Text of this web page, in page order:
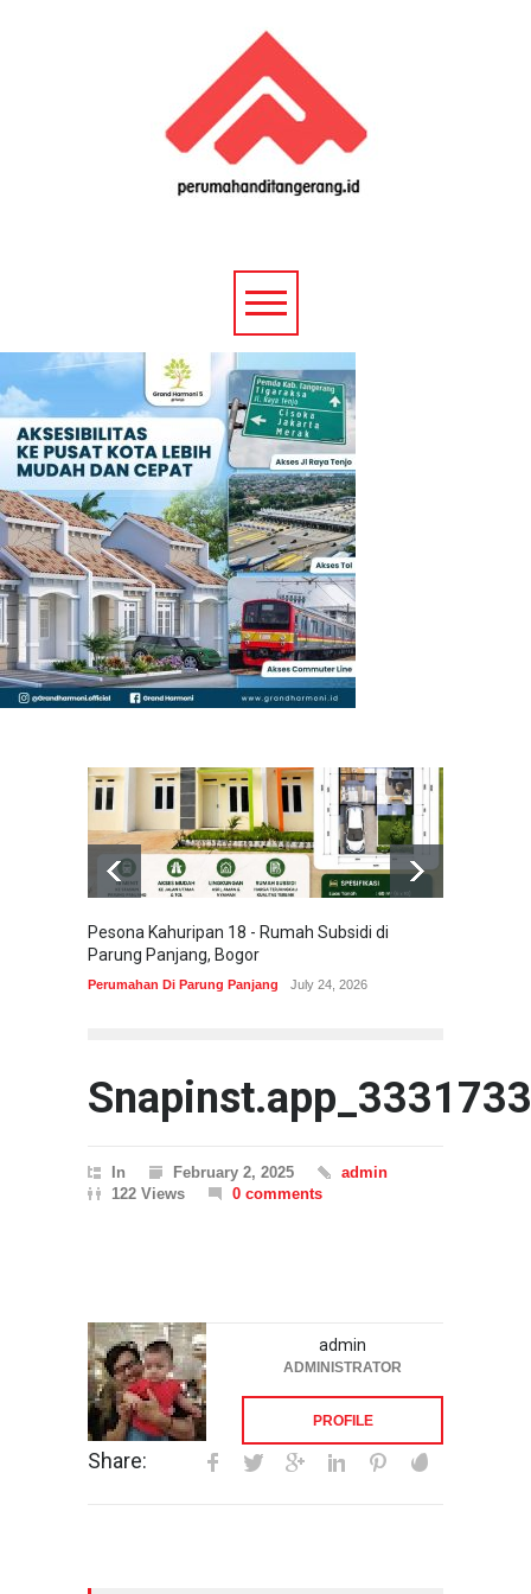
Pesona Kahuripan 18 - Rumah Subsidi di
Parung Panjang, Bogor
Perumahan Di Parung Panjang July 24, 2026
In February 2, 2025
admin
122 Views
0 comments
admin
ADMINISTRATOR
PROFILE
Share: